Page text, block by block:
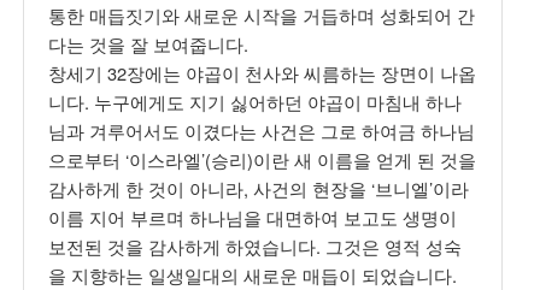
통한 매듭짓기와 새로운 시작을 거듭하며 성화되어 간
다는 것을 잘 보여줍니다.
창세기 32장에는 야곱이 천사와 씨름하는 장면이 나옵
니다. 누구에게도 지기 싫어하던 야곱이 마침내 하나
님과 겨루어서도 이겼다는 사건은 그로 하여금 하나님
으로부터 ‘이스라엘’(승리)이란 새 이름을 얻게 된 것을
감사하게 한 것이 아니라, 사건의 현장을 ‘브니엘’이라
이름 지어 부르며 하나님을 대면하여 보고도 생명이
보전된 것을 감사하게 하였습니다. 그것은 영적 성숙
을 지향하는 일생일대의 새로운 매듭이 되었습니다.